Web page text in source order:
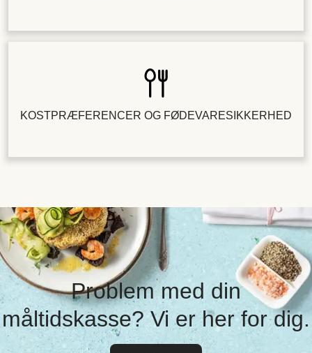
KOSTPRÆFERENCER OG FØDEVARESIKKERHED
Problem med din
måltidskasse? Vi er her for dig.